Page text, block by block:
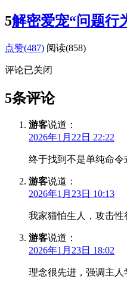
5解密爱宠“问题行
点赞(487) 阅读(858)
评论已关闭
5条评论
游客说道：
2026年1月22日 22:22
终于找到不是单纯命令
游客说道：
2026年1月23日 10:13
我家猫怕生人，攻击性
游客说道：
2026年1月23日 18:02
理念很先进，强调主人